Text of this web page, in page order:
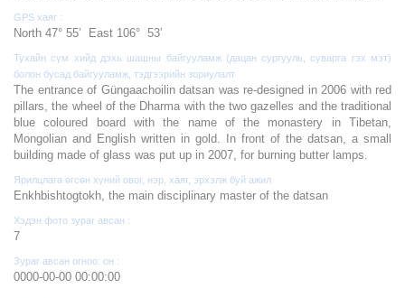
GPS хаяг :
North 47° 55’ East 106° 53’
Тухайн сүм хийд дэхь шашны байгууламж (дацан сургууль, суварга гэх мэт)
болон бусад байгууламж, тэдгээрийн зориулалт
The entrance of Güngaachoilin datsan was re-designed in 2006 with red
pillars, the wheel of the Dharma with the two gazelles and the traditional
blue coloured board with the name of the monastery in Tibetan,
Mongolian and English written in gold. In front of the datsan, a small
building made of glass was put up in 2007, for burning butter lamps.
Ярилцлага өгсөн хүний овог, нэр, хаяг, эрхэлж буй ажил
Enkhbishtogtokh, the main disciplinary master of the datsan
Хэдэн фото зураг авсан :
7
Зураг авсан огноо: он :
0000-00-00 00:00:00